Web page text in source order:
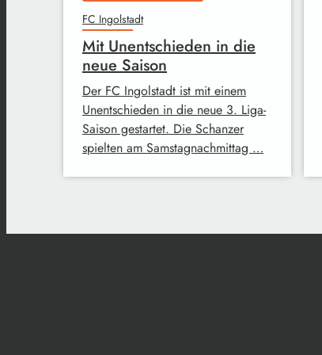
FC Ingolstadt
Mit Unentschieden in die
neue Saison
Der FC Ingolstadt ist mit einem
Unentschieden in die neue 3. Liga-
Saison gestartet. Die Schanzer
spielten am Samstagnachmittag …